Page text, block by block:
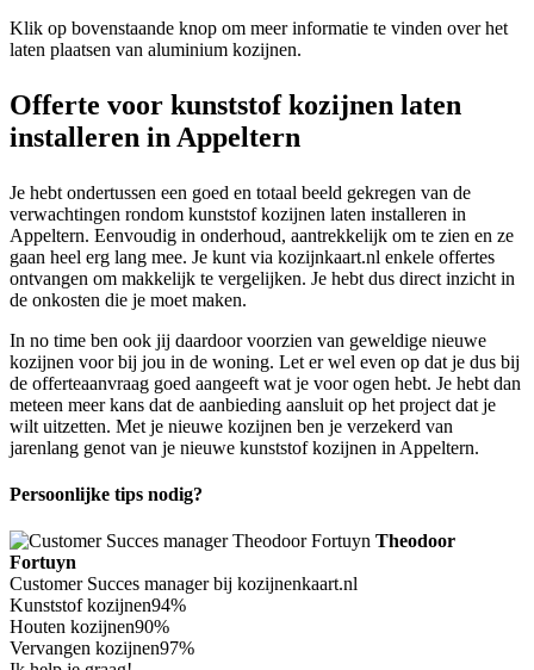
Klik op bovenstaande knop om meer informatie te vinden over het
laten plaatsen van aluminium kozijnen.
Offerte voor kunststof kozijnen laten
installeren in Appeltern
Je hebt ondertussen een goed en totaal beeld gekregen van de
verwachtingen rondom kunststof kozijnen laten installeren in
Appeltern. Eenvoudig in onderhoud, aantrekkelijk om te zien en ze
gaan heel erg lang mee. Je kunt via kozijnkaart.nl enkele offertes
ontvangen om makkelijk te vergelijken. Je hebt dus direct inzicht in
de onkosten die je moet maken.
In no time ben ook jij daardoor voorzien van geweldige nieuwe
kozijnen voor bij jou in de woning. Let er wel even op dat je dus bij
de offerteaanvraag goed aangeeft wat je voor ogen hebt. Je hebt dan
meteen meer kans dat de aanbieding aansluit op het project dat je
wilt uitzetten. Met je nieuwe kozijnen ben je verzekerd van
jarenlang genot van je nieuwe kunststof kozijnen in Appeltern.
Persoonlijke tips nodig?
Theodoor
Fortuyn
Customer Succes manager bij kozijnenkaart.nl
Kunststof kozijnen94%
Houten kozijnen90%
Vervangen kozijnen97%